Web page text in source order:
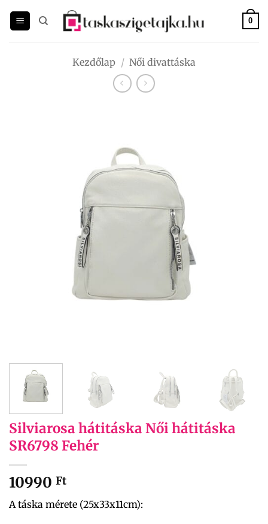
0
Kezdőlap / Női divattáska
Silviarosa hátitáska Női hátitáska
SR6798 Fehér
10990 Ft
A táska mérete (25x33x11cm):